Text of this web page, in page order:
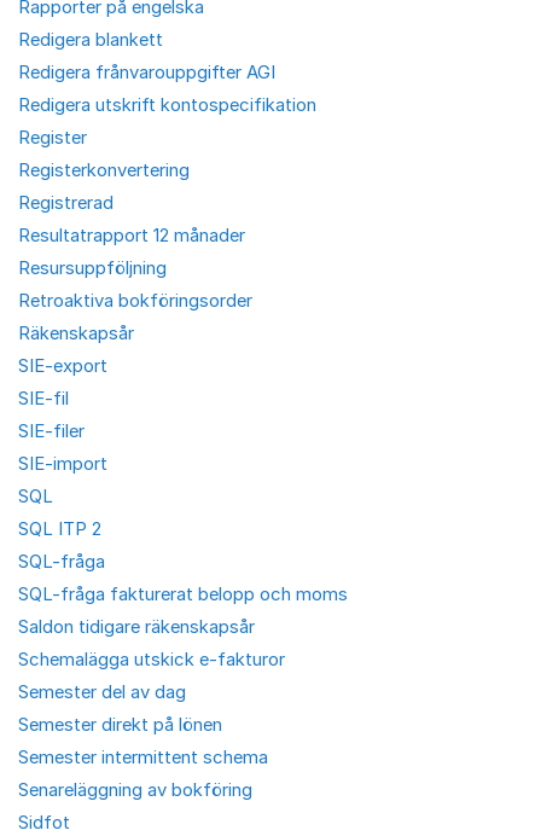
Rapporter på engelska
Redigera blankett
Redigera frånvarouppgifter AGI
Redigera utskrift kontospecifikation
Register
Registerkonvertering
Registrerad
Resultatrapport 12 månader
Resursuppföljning
Retroaktiva bokföringsorder
Räkenskapsår
SIE-export
SIE-fil
SIE-filer
SIE-import
SQL
SQL ITP 2
SQL-fråga
SQL-fråga fakturerat belopp och moms
Saldon tidigare räkenskapsår
Schemalägga utskick e-fakturor
Semester del av dag
Semester direkt på lönen
Semester intermittent schema
Senareläggning av bokföring
Sidfot